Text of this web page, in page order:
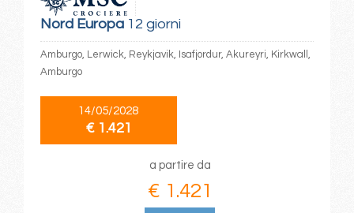
Nord Europa12 giorni
Amburgo, Lerwick, Reykjavik, Isafjordur, Akureyri, Kirkwall,
Amburgo
14/05/2028
€ 1.421
a partire da
€ 1.421